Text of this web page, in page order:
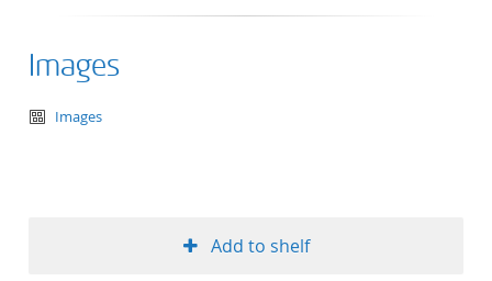
Images
text/tg.aggregation+xml
Images
Add to shelf